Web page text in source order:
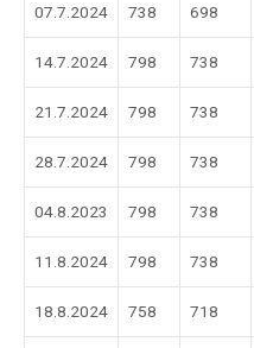
07.7.2024 738 698
14.7.2024 798 738
21.7.2024 798 738
28.7.2024 798 738
04.8.2023 798 738
11.8.2024 798 738
18.8.2024 758 718